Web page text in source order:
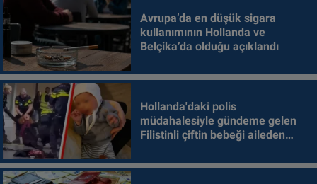
Avrupa’da en düşük sigara
kullanımının Hollanda ve
Belçika’da olduğu açıklandı
Hollanda'daki polis
müdahalesiyle gündeme gelen
Filistinli çiftin bebeği aileden